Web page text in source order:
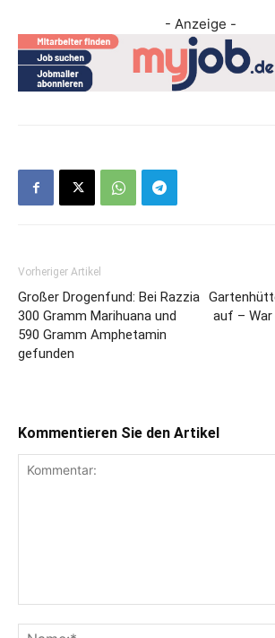
- Anzeige -
Vorheriger Artikel
Großer Drogenfund: Bei Razzia
300 Gramm Marihuana und
590 Gramm Amphetamin
gefunden
auf –
Kommentieren Sie den Artikel